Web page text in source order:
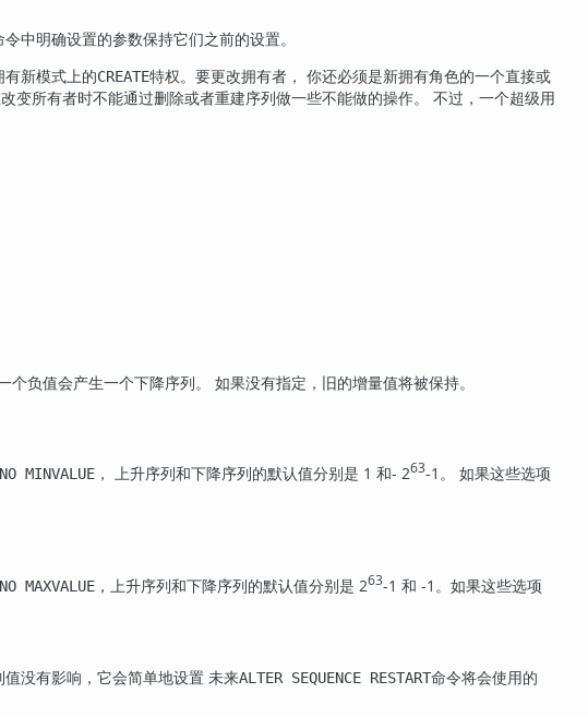
令中明确设置的参数保持它们之前的设置。
有新模式上的CREATE特权。要更改拥有者， 你还必须是新拥有角色的一个直接或
变所有者时不能通过删除或者重建序列做一些不能做的操作。 不过，一个超级用
负值会产生一个下降序列。 如果没有指定，旧的增量值将被保持。
NO MINVALUE ， 上升序列和下降序列的默认值分别是 1 和- 263-1。 如果这些选项
NO MAXVALUE ，上升序列和下降序列的默认值分别是 263-1 和 -1。如果这些选项
值没有影响，它会简单地设置 未来ALTER SEQUENCE RESTART命令将会使用的